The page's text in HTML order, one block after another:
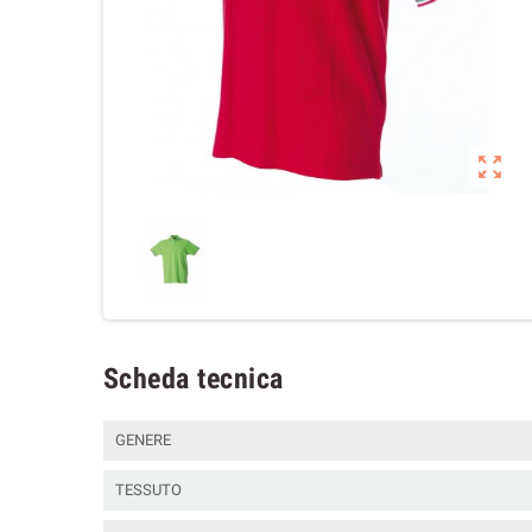

Scheda tecnica
GENERE
TESSUTO